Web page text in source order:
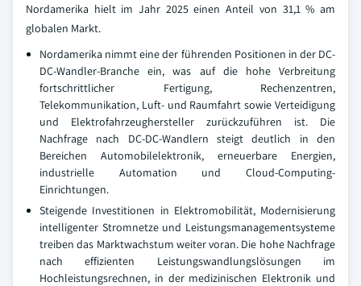
Nordamerika hielt im Jahr 2025 einen Anteil von 31,1 % am
globalen Markt.
Nordamerika nimmt eine der führenden Positionen in der DC-
DC-Wandler-Branche ein, was auf die hohe Verbreitung
fortschrittlicher Fertigung, Rechenzentren,
Telekommunikation, Luft- und Raumfahrt sowie Verteidigung
und Elektrofahrzeughersteller zurückzuführen ist. Die
Nachfrage nach DC-DC-Wandlern steigt deutlich in den
Bereichen Automobilelektronik, erneuerbare Energien,
industrielle Automation und Cloud-Computing-
Einrichtungen.
Steigende Investitionen in Elektromobilität, Modernisierung
intelligenter Stromnetze und Leistungsmanagementsysteme
treiben das Marktwachstum weiter voran. Die hohe Nachfrage
nach effizienten Leistungswandlungslösungen im
Hochleistungsrechnen, in der medizinischen Elektronik und